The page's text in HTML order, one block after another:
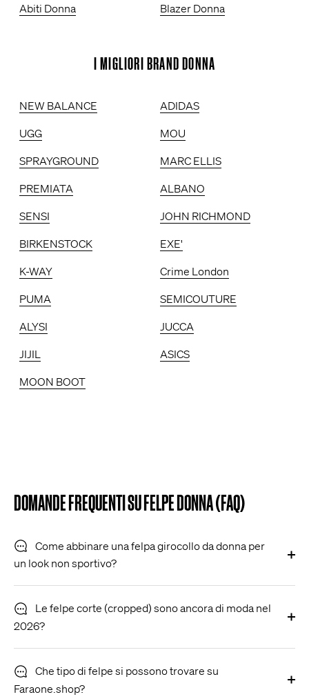
Abiti Donna
Blazer Donna
I MIGLIORI BRAND DONNA
NEW BALANCE
ADIDAS
UGG
MOU
SPRAYGROUND
MARC ELLIS
PREMIATA
ALBANO
SENSI
JOHN RICHMOND
BIRKENSTOCK
EXE'
K-WAY
Crime London
PUMA
SEMICOUTURE
ALYSI
JUCCA
JIJIL
ASICS
MOON BOOT
DOMANDE FREQUENTI SU FELPE DONNA (FAQ)
Come abbinare una felpa girocollo da donna per
un look non sportivo?
Le felpe corte (cropped) sono ancora di moda nel
2026?
Che tipo di felpe si possono trovare su
Faraone.shop?